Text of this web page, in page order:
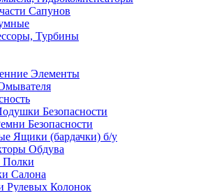
Сапунов
Турбины
Элементы
Безопасности
Безопасности
Ящики (бардачки) б/у
Обдува
Полки
Салона
Рулевых Колонок